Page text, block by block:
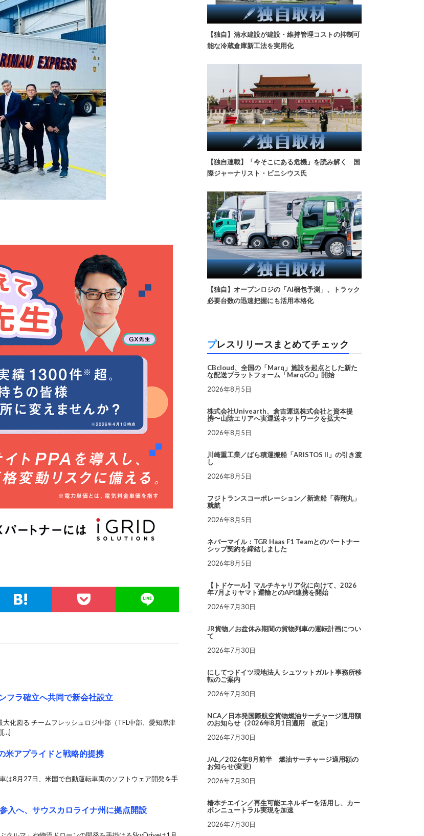
フラ確立へ共同で新会社設立
化図る チームフレッシュロジ中部（TFL中部、愛知県津
[…]
米アプライドと戦略的提携
は8月27日、米国で自動運転車両のソフトウェア開発を手
入へ、サウスカロライナ州に拠点開設
【独自】清水建設が建設・維持管理コストの抑制可
能な冷蔵倉庫新工法を実用化
【独自連載】「今そこにある危機」を読み解く 国
際ジャーナリスト・ビニシウス氏
【独自】オープンロジの「AI梱包予測」、トラック
必要台数の迅速把握にも活用本格化
プレスリリースまとめてチェック
CBcloud、全国の「Marq」施設を起点とした新た
な配送プラットフォーム「MarqGO」開始
2026年8月5日
株式会社Univearth、倉吉運送株式会社と資本提
携〜山陰エリアへ実運送ネットワークを拡大〜
2026年8月5日
川崎重工業／ばら積運搬船「ARISTOS II」の引き渡
し
2026年8月5日
フジトランスコーポレーション／新造船「蓉翔丸」
就航
2026年8月5日
ネバーマイル：TGR Haas F1 Teamとのパートナー
シップ契約を締結しました
2026年8月5日
【トドケール】マルチキャリア化に向けて、2026
年7月よりヤマト運輸とのAPI連携を開始
2026年7月30日
JR貨物／お盆休み期間の貨物列車の運転計画につい
て
2026年7月30日
にしてつドイツ現地法人 シュツットガルト事務所移
転のご案内
2026年7月30日
NCA／日本発国際航空貨物燃油サーチャージ適用額
のお知らせ（2026年8月1日適用 改定）
2026年7月30日
JAL／2026年8月前半 燃油サーチャージ適用額の
お知らせ(変更)
2026年7月30日
椿本チエイン／再生可能エネルギーを活用し、カー
ボンニュートラル実現を加速
2026年7月30日